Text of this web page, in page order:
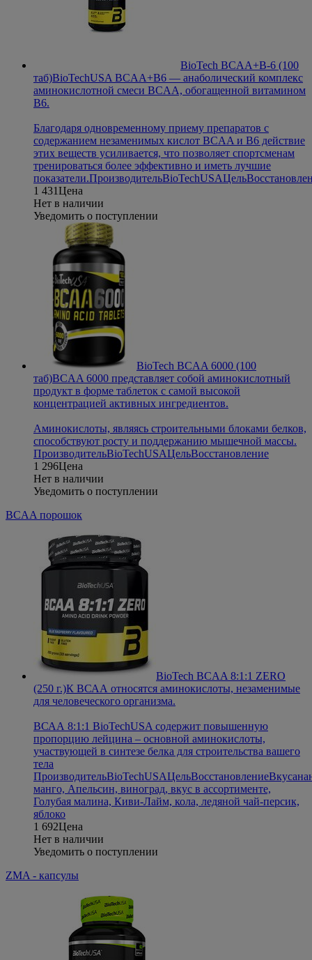
BioTech BCAA+В-6 (100
таб)BioTechUSA BCAA+B6 — анаболический комплекс
аминокислотной смеси BCAA, обогащенной витамином
B6.
Благодаря одновременному приему препаратов с
содержанием незаменимых кислот BCAA и B6 действие
этих веществ усиливается, что позволяет спортсменам
тренироваться более эффективно и иметь лучшие
показатели.ПроизводительBioTechUSAЦель
1 431Цена
Нет в наличии
Уведомить о поступлении
BioTech BCAA 6000 (100
таб)BCAA 6000 представляет собой аминокислотный
продукт в форме таблеток с самой высокой
концентрацией активных ингредиентов.
Аминокислоты, являясь строительными блоками белков,
способствуют росту и поддержанию мышечной массы.
ПроизводительBioTechUSAЦельВосстановление
1 296Цена
Нет в наличии
Уведомить о поступлении
BCAA порошок
BioTech BCAA 8:1:1 ZERO
(250 г.)К ВСАА относятся аминокислоты, незаменимые
для человеческого организма.
ВСАА 8:1:1 BioTechUSA содержит повышенную
пропорцию лейцина – основной аминокислоты,
участвующей в синтезе белка для строительства вашего
тела
ПроизводительBioTechUSAЦельВосстановлениеВкус
манго, Апельсин, виноград, вкус в ассортименте,
Голубая малина, Киви-Лайм, кола, ледяной чай-персик,
яблоко
1 692Цена
Нет в наличии
Уведомить о поступлении
ZMA - капсулы